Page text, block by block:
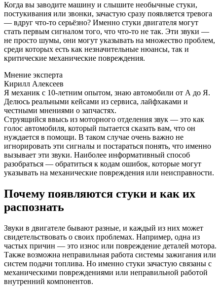
Когда вы заводите машину и слышите необычные стуки,
постукивания или звонки, зачастую сразу появляется тревога
— вдруг что-то серьёзно? Именно стуки двигателя могут
стать первым сигналом того, что что-то не так. Эти звуки —
не просто шумы, они могут указывать на множество проблем,
среди которых есть как незначительные нюансы, так и
критические механические повреждения.
Мнение эксперта
Кирилл Алексеев
Я механик с 10-летним опытом, знаю автомобили от А до Я.
Делюсь реальными кейсами из сервиса, лайфхаками и
честными мнениями о запчастях.
Струящийся ввысь из моторного отделения звук — это как
голос автомобиля, который пытается сказать вам, что он
нуждается в помощи. В таком случае очень важно не
игнорировать эти сигналы и постараться понять, что именно
вызывает эти звуки. Наиболее информативный способ
разобраться — обратиться к кодам ошибок, которые могут
указывать на механические повреждения или неисправности.
Почему появляются стуки и как их
распознать
Звуки в двигателе бывают разные, и каждый из них может
свидетельствовать о своих проблемах. Например, одна из
частых причин — это износ или повреждение деталей мотора.
Также возможна неправильная работа системы зажигания или
систем подачи топлива. Но именно стуки зачастую связаны с
механическими повреждениями или неправильной работой
внутренний компонентов.